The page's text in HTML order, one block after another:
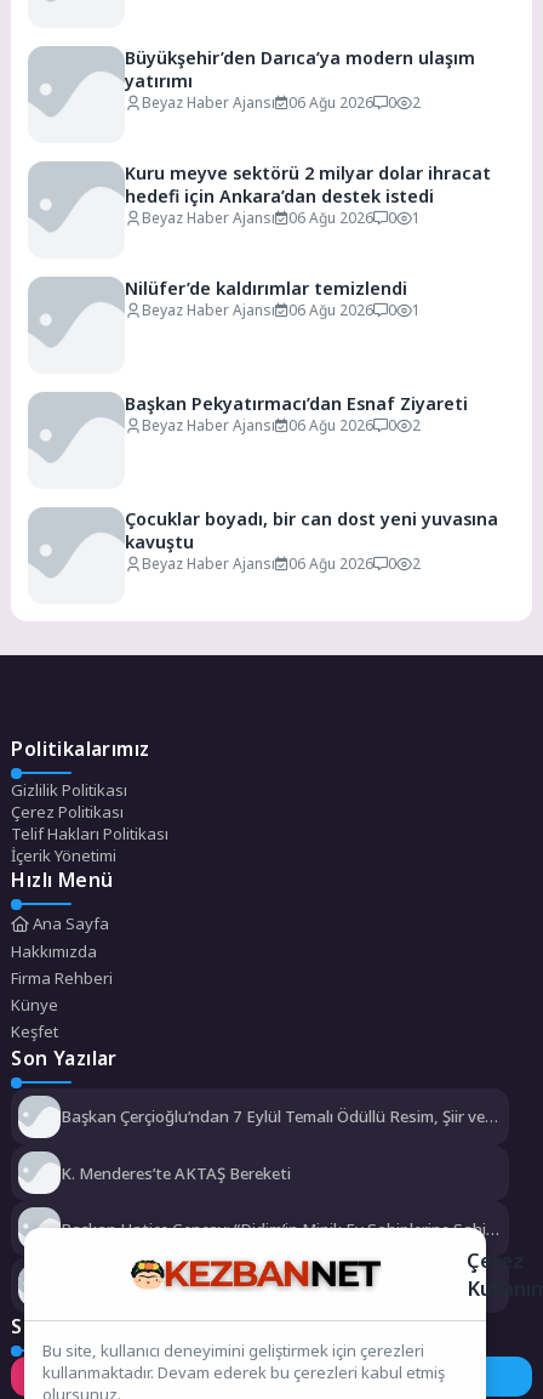
Büyükşehir’den Darıca’ya modern ulaşım
yatırımı
Beyaz Haber Ajansı 06 Ağu 2026 0 2
Kuru meyve sektörü 2 milyar dolar ihracat
hedefi için Ankara’dan destek istedi
Beyaz Haber Ajansı 06 Ağu 2026 0 1
Nilüfer’de kaldırımlar temizlendi
Beyaz Haber Ajansı 06 Ağu 2026 0 1
Başkan Pekyatırmacı’dan Esnaf Ziyareti
Beyaz Haber Ajansı 06 Ağu 2026 0 2
Çocuklar boyadı, bir can dost yeni yuvasına
kavuştu
Beyaz Haber Ajansı 06 Ağu 2026 0 2
Politikalarımız
Gizlilik Politikası
Çerez Politikası
Telif Hakları Politikası
İçerik Yönetimi
Hızlı Menü
Ana Sayfa
Hakkımızda
Firma Rehberi
Künye
Keşfet
Son Yazılar
Başkan Çerçioğlu’ndan 7 Eylül Temalı Ödüllü Resim, Şiir ve
K. Menderes’te AKTAŞ Bereketi
Başkan Hatice Gençay: “Didim’in Minik Ev Sahiplerine Sahip
Başkan Eşki’den Çamdibi çıkarması: “Halkımızın içinde,
Sosyal Medya
Instagram Facebook Twitter
Çerez
Bu site, kullanıcı deneyimini geliştirmek için çerezleri
kullanmaktadır. Devam ederek bu çerezleri kabul etmiş
olursunuz.